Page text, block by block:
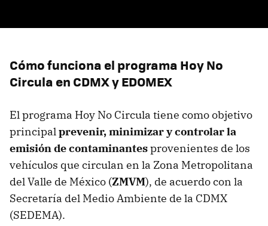
Cómo funciona el programa Hoy No
Circula en CDMX y EDOMEX
El programa Hoy No Circula tiene como objetivo
principalprevenir, minimizar y controlar la
emisión de contaminantesprovenientes de los
vehículos que circulan en la Zona Metropolitana
del Valle de México (ZMVM), de acuerdo con la
Secretaría del Medio Ambiente de la CDMX
(SEDEMA).